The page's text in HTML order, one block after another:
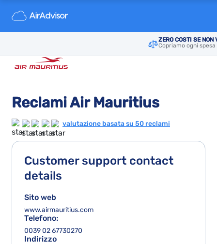
ZERO COSTI SE NON
Copriamo ogni
Reclami Air Mauritius
valutazione basata su 50 reclami
Customer support contact
details
Sito web
www.airmauritius.com
Telefono:
0039 02 67730270
Indirizzo